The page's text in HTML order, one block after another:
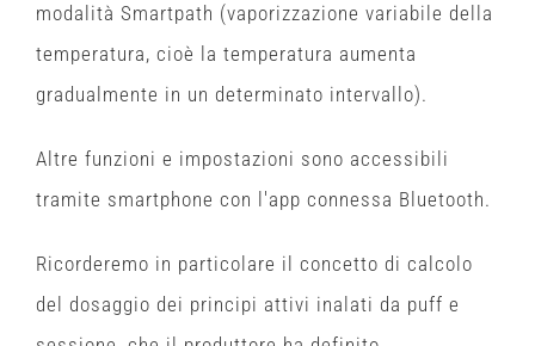
modalità Smartpath (vaporizzazione variabile della
temperatura, cioè la temperatura aumenta
gradualmente in un determinato intervallo).
Altre funzioni e impostazioni sono accessibili
tramite smartphone con l'app connessa Bluetooth.
Ricorderemo in particolare il concetto di calcolo
del dosaggio dei principi attivi inalati da puff e